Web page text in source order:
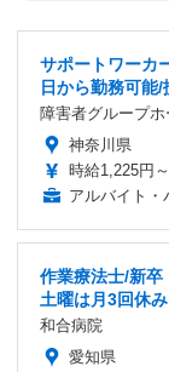
サポートワーカ
日から勤務可能
障害者グループ
神奈川県
時給1,225円
アルバイト・
作業療法士/新卒
土曜は月3回休
和合病院
愛知県